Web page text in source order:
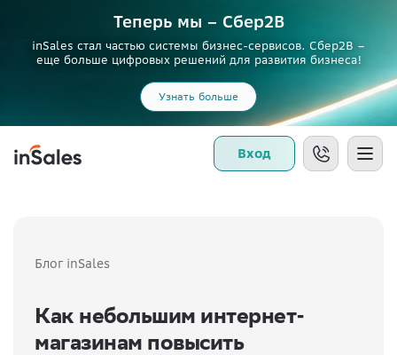
Теперь мы – Сбер2B
inSales стал частью системы бизнес-сервисов. Сбер2В –
еще больше цифровых решений для развития бизнеса!
Узнать больше
Вход
Блог inSales
Как небольшим интернет-
магазинам повысить